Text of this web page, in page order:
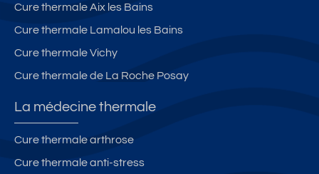
Cure thermale Aix les Bains
Cure thermale Lamalou les Bains
Cure thermale Vichy
Cure thermale de La Roche Posay
La médecine thermale
Cure thermale arthrose
Cure thermale anti-stress